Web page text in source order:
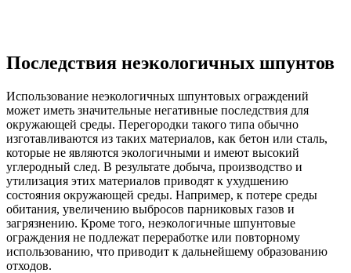
Последствия неэкологичных шпунтов
Использование неэкологичных шпунтовых ограждений
может иметь значительные негативные последствия для
окружающей среды. Перегородки такого типа обычно
изготавливаются из таких материалов, как бетон или сталь,
которые не являются экологичными и имеют высокий
углеродный след. В результате добыча, производство и
утилизация этих материалов приводят к ухудшению
состояния окружающей среды. Например, к потере среды
обитания, увеличению выбросов парниковых газов и
загрязнению. Кроме того, неэкологичные шпунтовые
ограждения не подлежат переработке или повторному
использованию, что приводит к дальнейшему образованию
отходов.